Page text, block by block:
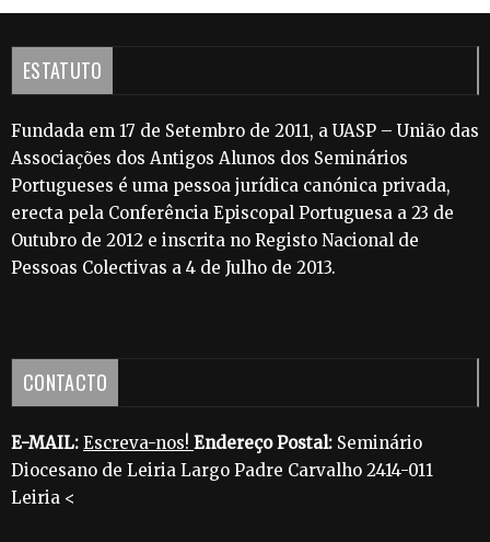
ESTATUTO
Fundada em 17 de Setembro de 2011, a UASP – União das
Associações dos Antigos Alunos dos Seminários
Portugueses é uma pessoa jurídica canónica privada,
erecta pela Conferência Episcopal Portuguesa a 23 de
Outubro de 2012 e inscrita no Registo Nacional de
Pessoas Colectivas a 4 de Julho de 2013.
CONTACTO
E-MAIL: Escreva-nos! Endereço Postal: Seminário
Diocesano de Leiria Largo Padre Carvalho 2414-011
Leiria <